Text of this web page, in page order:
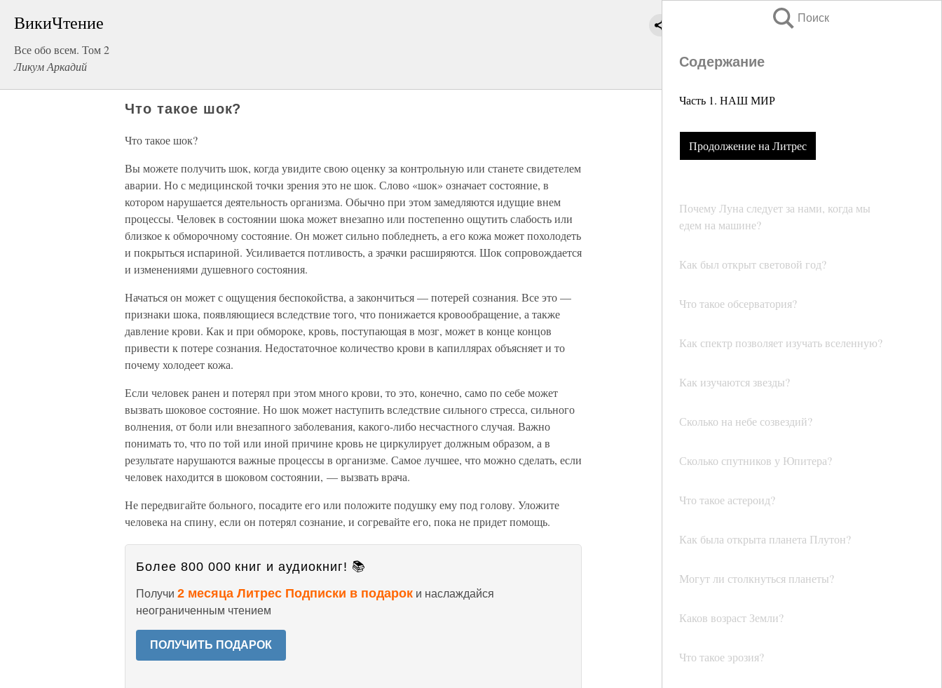
ВикиЧтение
Все обо всем. Том 2
Ликум Аркадий
Поиск
Содержание
Часть 1. НАШ МИР
Продолжение на Литрес
Почему Луна следует за нами, когда мы
едем на машине?
Как был открыт световой год?
Что такое обсерватория?
Как спектр позволяет изучать вселенную?
Как изучаются звезды?
Сколько на небе созвездий?
Сколько спутников у Юпитера?
Что такое астероид?
Как была открыта планета Плутон?
Могут ли столкнуться планеты?
Каков возраст Земли?
Что такое эрозия?
Что такое шок?
Что такое шок?
Вы можете получить шок, когда увидите свою оценку за контрольную или станете свидетелем
аварии. Но с медицинской точки зрения это не шок. Слово «шок» означает состояние, в
котором нарушается деятельность организма. Обычно при этом замедляются идущие внем
процессы. Человек в состоянии шока может внезапно или постепенно ощутить слабость или
близкое к обморочному состояние. Он может сильно побледнеть, а его кожа может похолодеть
и покрыться испариной. Усиливается потливость, а зрачки расширяются. Шок сопровождается
и изменениями душевного состояния.
Начаться он может с ощущения беспокойства, а закончиться — потерей сознания. Все это —
признаки шока, появляющиеся вследствие того, что понижается кровообращение, а также
давление крови. Как и при обмороке, кровь, поступающая в мозг, может в конце концов
привести к потере сознания. Недостаточное количество крови в капиллярах объясняет и то
почему холодеет кожа.
Если человек ранен и потерял при этом много крови, то это, конечно, само по себе может
вызвать шоковое состояние. Но шок может наступить вследствие сильного стресса, сильного
волнения, от боли или внезапного заболевания, какого-либо несчастного случая. Важно
понимать то, что по той или иной причине кровь не циркулирует должным образом, а в
результате нарушаются важные процессы в организме. Самое лучшее, что можно сделать, если
человек находится в шоковом состоянии, — вызвать врача.
Не передвигайте больного, посадите его или положите подушку ему под голову. Уложите
человека на спину, если он потерял сознание, и согревайте его, пока не придет помощь.
Более 800 000 книг и аудиокниг! 📚
Получи 2 месяца Литрес Подписки в подарок и наслаждайся
неограниченным чтением
ПОЛУЧИТЬ ПОДАРОК